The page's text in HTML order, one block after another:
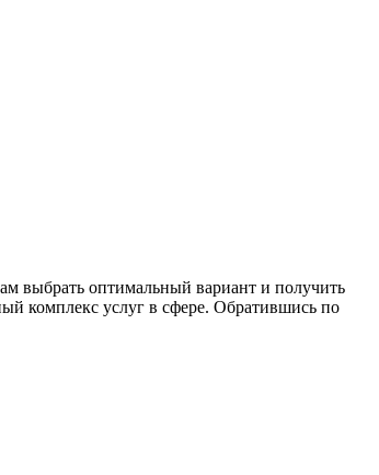
выбрать оптимальный вариант и получить
комплекс услуг в сфере. Обратившись по